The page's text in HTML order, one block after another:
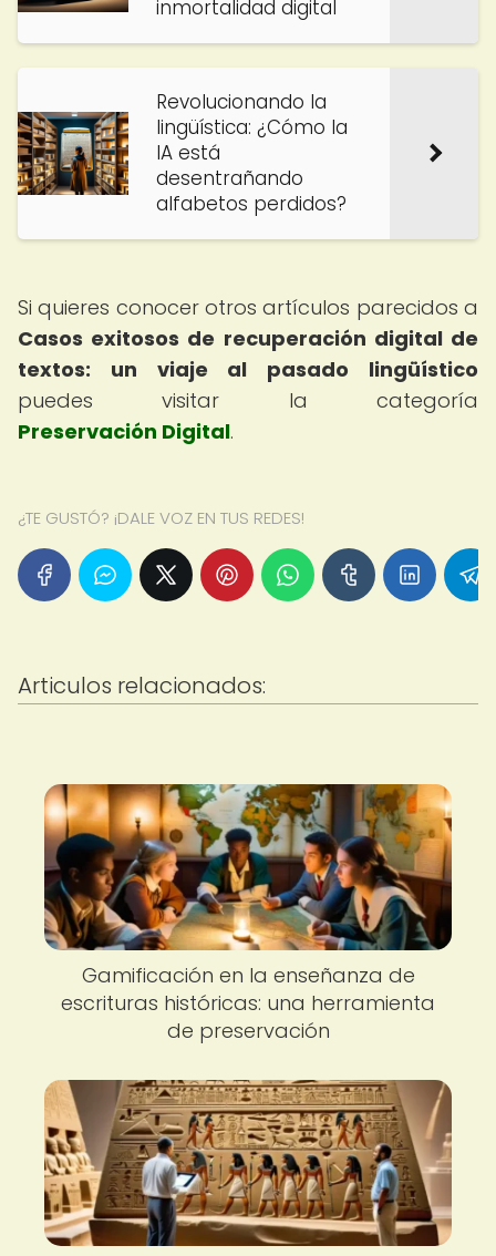
inmortalidad digital
Revolucionando la
lingüística: ¿Cómo la
IA está
desentrañando
alfabetos perdidos?
Si quieres conocer otros artículos parecidos a
Casos exitosos de recuperación digital de
textos: un viaje al pasado lingüístico
puedes visitar la categoría
Preservación Digital.
¿TE GUSTÓ? ¡DALE VOZ EN TUS REDES!
Articulos relacionados:
Gamificación en la enseñanza de
escrituras históricas: una herramienta
de preservación